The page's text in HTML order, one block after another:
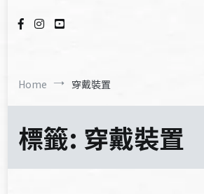
Home 穿戴裝置
標籤: 穿戴裝置